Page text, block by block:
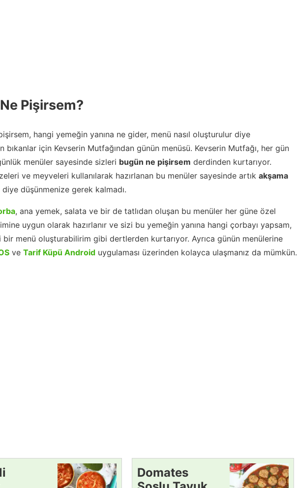
Pişirsem?
hangi yemeğin yanına ne gider, menü nasıl oluşturulur diye
bıkanlar için Kevserin Mutfağından günün menüsü. Kevserin Mutfağı, her gün
menüler sayesinde sizleri bugün ne pişirsem derdinden kurtarıyor.
ve meyveleri kullanılarak hazırlanan bu menüler sayesinde artık akşama
diye düşünmenize gerek kalmadı.
, ana yemek, salata ve bir de tatlıdan oluşan bu menüler her güne özel
uygun olarak hazırlanır ve sizi bu yemeğin yanına hangi çorbayı yapsam,
bir menü oluşturabilirim gibi dertlerden kurtarıyor. Ayrıca günün menülerine
ve Tarif Küpü Android uygulaması üzerinden kolayca ulaşmanız da mümkün.
Domates